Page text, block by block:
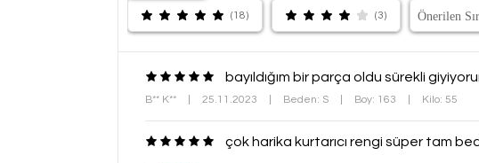
(18) (3)
bayıldığım bir parça oldu sürekli
B** K** 25.11.2023 Beden: S Boy: 163 Kilo: 55
çok harika kurtarıcı rengi süper tam